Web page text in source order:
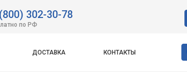
302-30-78
по РФ
ДОСТАВКА КОНТАКТЫ